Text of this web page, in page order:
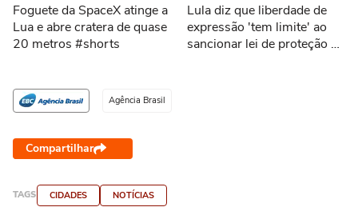
Foguete da SpaceX atinge a
Lua e abre cratera de quase
20 metros #shorts
Lula diz que liberdade de
expressão 'tem limite' ao
sancionar lei de proteção a
Agência Brasil
Compartilhar
TAGS CIDADES NOTÍCIAS